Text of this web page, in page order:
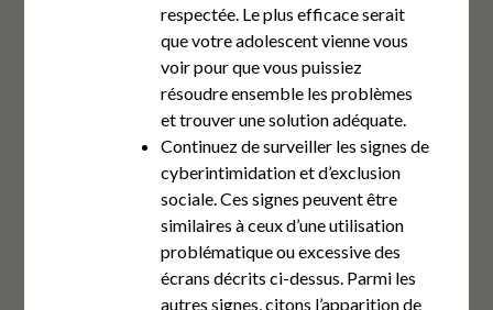
respectée. Le plus efficace serait
que votre adolescent vienne vous
voir pour que vous puissiez
résoudre ensemble les problèmes
et trouver une solution adéquate.
Continuez de surveiller les signes de
cyberintimidation et d’exclusion
sociale. Ces signes peuvent être
similaires à ceux d’une utilisation
problématique ou excessive des
écrans décrits ci-dessus. Parmi les
autres signes, citons l’apparition de